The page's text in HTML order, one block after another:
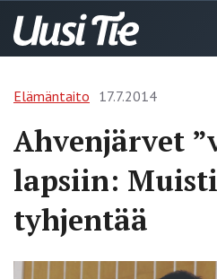
Elämäntaito 17.7.2014
Ahvenjärvet
lapsiin:
tyhjentää